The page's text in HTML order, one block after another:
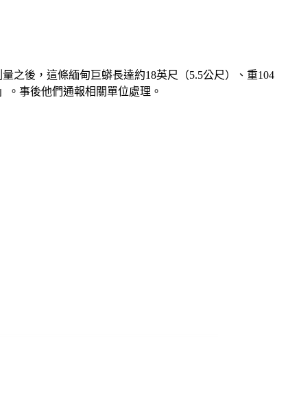
之後，這條緬甸巨蟒長達約18英尺（5.5公尺）、重104
。事後他們通報相關單位處理。